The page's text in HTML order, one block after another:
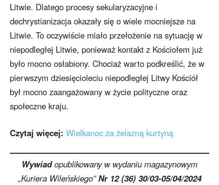
Litwie. Dlatego procesy sekularyzacyjne i
dechrystianizacja okazały się o wiele mocniejsze na
Litwie. To oczywiście miało przełożenie na sytuację w
niepodległej Litwie, ponieważ kontakt z Kościołem już
było mocno osłabiony. Chociaż warto podkreślić, że w
pierwszym dziesięcioleciu niepodległej Litwy Kościół
był mocno zaangażowany w życie polityczne oraz
społeczne kraju.
Czytaj więcej: Wielkanoc za żelazną kurtyną
Wywiadopublikowany w wydaniu magazynowym
„Kuriera Wileńskiego”Nr 12 (36) 30/03-05/04/2024